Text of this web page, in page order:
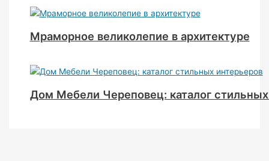
Мраморное великолепие в архитектуре
Дом Мебели Череповец: каталог